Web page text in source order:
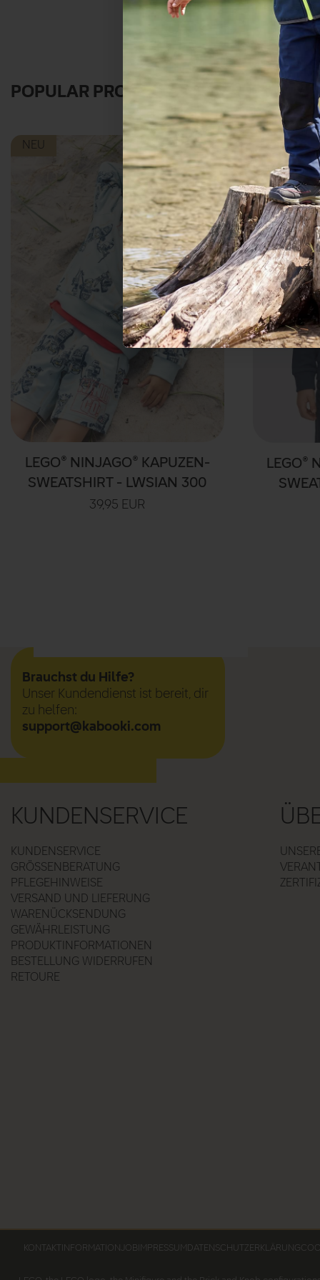
POPULAR PRODUCTS IN HOODIES
NEU
LEGO® NINJAGO® KAPUZEN-
SWEATSHIRT - LWSIAN 300
39,95 EUR
LEGO®
Brauchst du Hilfe?
Unser Kundendienst ist bereit, dir
zu helfen:
support@kabooki.com
KUNDENSERVICE
KUNDENSERVICE
GRÖSSENBERATUNG
PFLEGEHINWEISE
VERSAND UND LIEFERUNG
WARENÜCKSENDUNG
GEWÄHRLEISTUNG
PRODUKTINFORMATIONEN
BESTELLUNG WIDERRUFEN
RETOURE
KONTAKTINFORMATION JOB IMPRESSUM DATENSCHUTZERKLÄRUNG